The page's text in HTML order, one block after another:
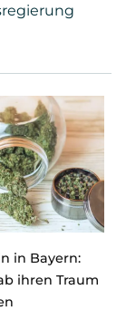
in Bayern:
ihren Traum